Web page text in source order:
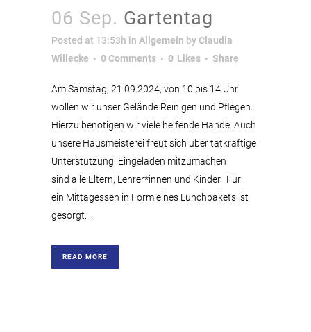
06 Sep. Gartentag
Posted at 13:53h in Allgemein byClaudia
Willecke
0 Comments 0 Likes Share
Am Samstag, 21.09.2024, von 10 bis 14 Uhr
wollen wir unser Gelände Reinigen und Pflegen.
Hierzu benötigen wir viele helfende Hände. Auch
unsere Hausmeisterei freut sich über tatkräftige
Unterstützung. Eingeladen mitzumachen
sind alle Eltern, Lehrer*innen und Kinder. Für
ein Mittagessen in Form eines Lunchpakets ist
gesorgt. ...
READ MORE